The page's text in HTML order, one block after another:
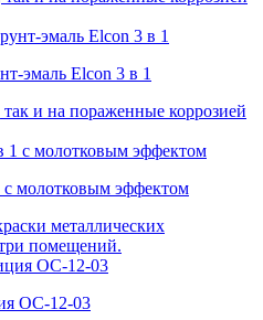
эмаль Elcon 3 в 1
и на пораженные коррозией
с молотковым эффектом
металлических
помещений.
ОС-12-03